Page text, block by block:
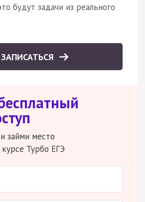
будут задачи из реального
ЗАПИСАТЬСЯ
займи место
Турбо ЕГЭ